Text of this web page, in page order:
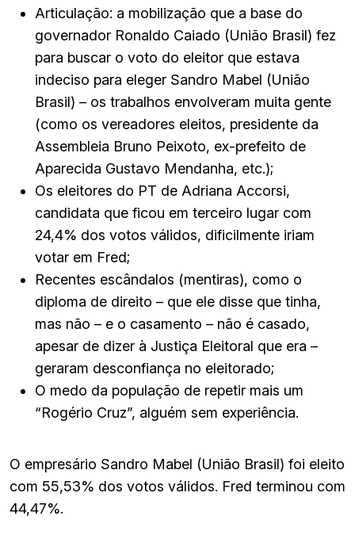
Articulação: a mobilização que a base do
governador Ronaldo Caiado (União Brasil) fez
para buscar o voto do eleitor que estava
indeciso para eleger Sandro Mabel (União
Brasil) – os trabalhos envolveram muita gente
(como os vereadores eleitos, presidente da
Assembleia Bruno Peixoto, ex-prefeito de
Aparecida Gustavo Mendanha, etc.);
Os eleitores do PT de Adriana Accorsi,
candidata que ficou em terceiro lugar com
24,4% dos votos válidos, dificilmente iriam
votar em Fred;
Recentes escândalos (mentiras), como o
diploma de direito – que ele disse que tinha,
mas não – e o casamento – não é casado,
apesar de dizer à Justiça Eleitoral que era –
geraram desconfiança no eleitorado;
O medo da população de repetir mais um
“Rogério Cruz”, alguém sem experiência.
O empresário Sandro Mabel (União Brasil) foi eleito
com 55,53% dos votos válidos. Fred terminou com
44,47%.